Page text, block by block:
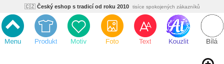
🇨🇿 Český eshop s tradicí od roku 2010 tisíce spokojených zákazníků
Ekologický a zdravotně nezávadný žádná čína, barvy s certifikáty
💡Inovativní výroba vlastní vývoj, nejnovější technologie
Rychlé dodání expedujeme do 24h